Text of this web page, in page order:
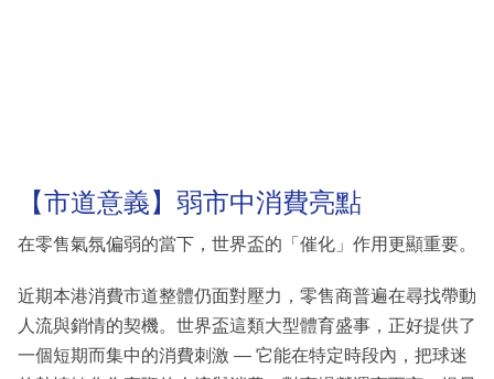
【市道意義】弱市中消費亮點
在零售氣氛偏弱的當下，世界盃的「催化」作用更顯重要。
近期本港消費市道整體仍面對壓力，零售商普遍在尋找帶動
人流與銷情的契機。世界盃這類大型體育盛事，正好提供了
一個短期而集中的消費刺激 — 它能在特定時段內，把球迷